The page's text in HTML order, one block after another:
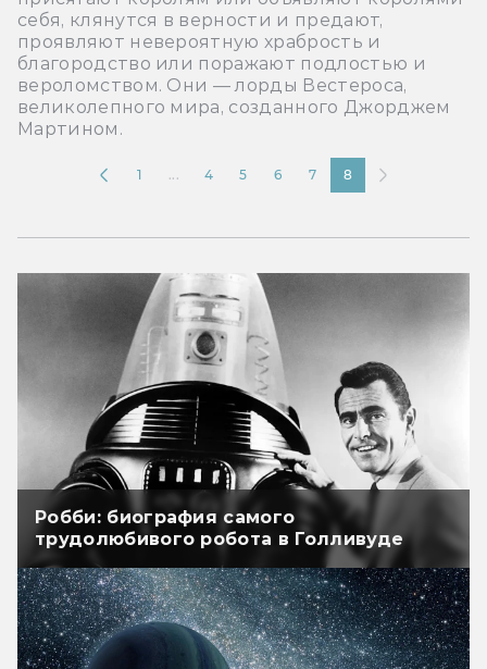
себя, клянутся в верности и предают,
проявляют невероятную храбрость и
благородство или поражают подлостью и
вероломством. Они — лорды Вестероса,
великолепного мира, созданного Джорджем
Мартином.
...
1 4 5 6 7 8
Робби: биография самого
трудолюбивого робота в Голливуде